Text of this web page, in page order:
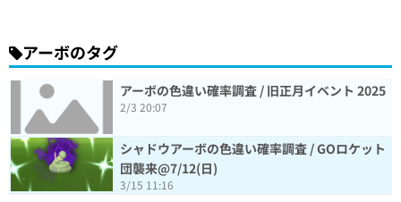
アーボのタグ
アーボの色違い確率調査 / 旧正月イベント 2025
2/3 20:07
シャドウアーボの色違い確率調査 / GOロケット
団襲来@7/12(日)
3/15 11:16